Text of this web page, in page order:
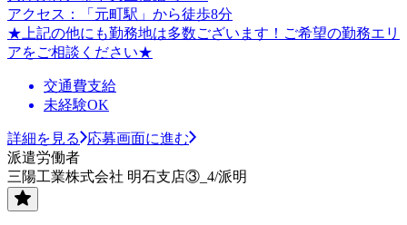
アクセス：「元町駅」から徒歩8分
★上記の他にも勤務地は多数ございます！ご希望の勤務エリ
アをご相談ください★
交通費支給
未経験OK
詳細を見る
応募画面に進む
派遣労働者
三陽工業株式会社 明石支店③_4/派明